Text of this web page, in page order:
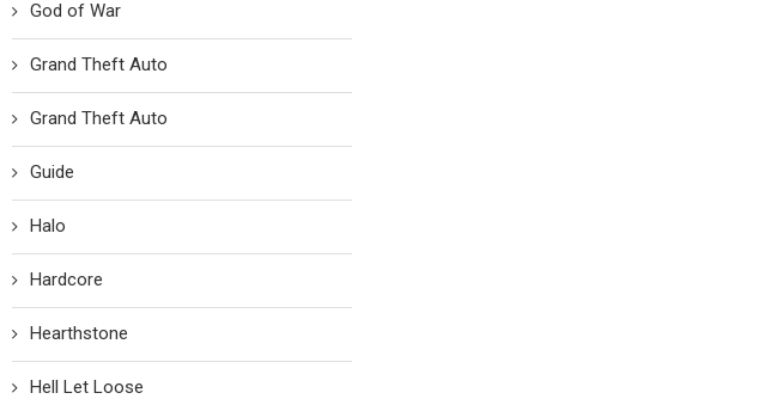
God of War
Grand Theft Auto
Grand Theft Auto
Guide
Halo
Hardcore
Hearthstone
Hell Let Loose